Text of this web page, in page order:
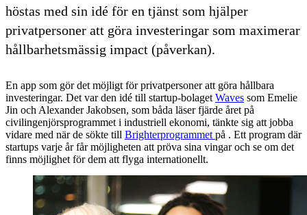
höstas med sin idé för en tjänst som hjälper
privatpersoner att göra investeringar som maximerar
hållbarhetsmässig impact (påverkan).
En app som gör det möjligt för privatpersoner att göra hållbara
investeringar. Det var den idé till startup-bolaget Waves som Emelie
Jin och Alexander Jakobsen, som båda läser fjärde året på
civilingenjörsprogrammet i industriell ekonomi, tänkte sig att jobba
vidare med när de sökte till Brighterprogrammet på . Ett program där
startups varje år får möjligheten att pröva sina vingar och se om det
finns möjlighet för dem att flyga internationellt.